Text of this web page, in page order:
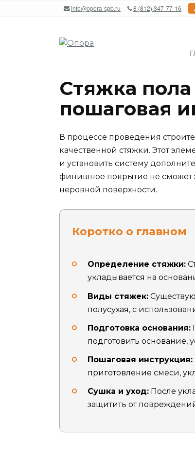
info@opora-spb.ru 8 (812) 347-77-16
Стяжка
пошаговая
В процессе проведения
качественной стяжки. Этот
и установить систему
финишное покрытие не сможет
неровной поверхности.
Коротко о главном
Определение стяжки:
укладывается на
Виды стяжек:
полусухая, с
Подготовка основания:
подготовить основание,
Пошаговая инструкция:
приготовление смеси,
Сушка и уход: После
защитить от